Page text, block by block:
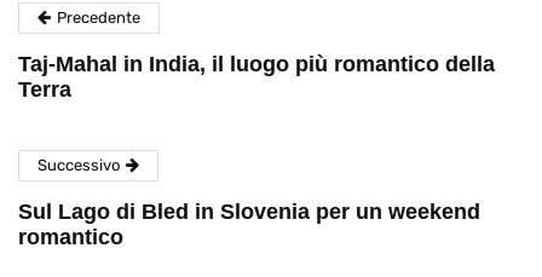
Precedente
Taj-Mahal in India, il luogo più romantico della
Terra
Successivo
Sul Lago di Bled in Slovenia per un weekend
romantico